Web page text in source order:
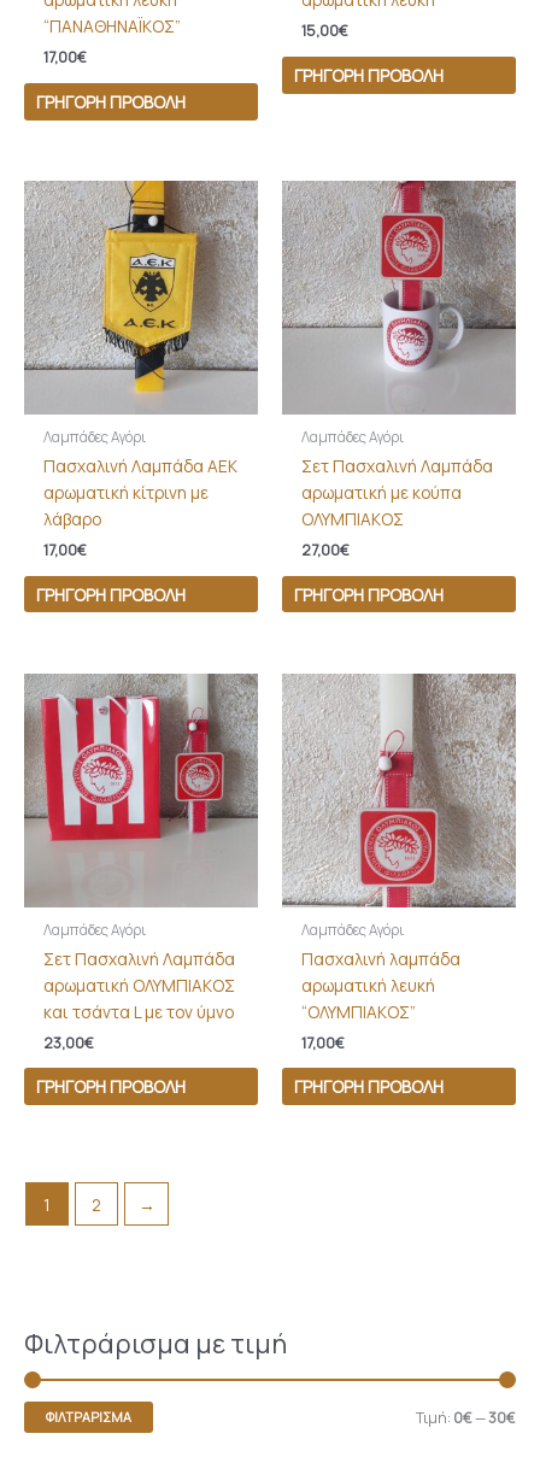
Φιλτράρισμα με τιμή
ΦΙΛΤΡΆΡΙΣΜΑ Τιμή: 0€—30€
“ΠΑΝΑΘΗΝΑΪΚΟΣ”
17,00€
ΓΡΉΓΟΡΗ ΠΡΟΒΟΛΉ
15,00€
ΓΡΉΓΟΡΗ ΠΡΟΒΟΛΉ
Λαμπάδες Αγόρι
Πασχαλινή Λαμπάδα ΑΕΚ
αρωματική κίτρινη με
λάβαρο
17,00€
ΓΡΉΓΟΡΗ ΠΡΟΒΟΛΉ
Λαμπάδες Αγόρι
Σετ Πασχαλινή Λαμπάδα
αρωματική με κούπα
ΟΛΥΜΠΙΑΚΟΣ
27,00€
ΓΡΉΓΟΡΗ ΠΡΟΒΟΛΉ
Λαμπάδες Αγόρι
Σετ Πασχαλινή Λαμπάδα
αρωματική ΟΛΥΜΠΙΑΚΟΣ
και τσάντα L με τον ύμνο
23,00€
ΓΡΉΓΟΡΗ ΠΡΟΒΟΛΉ
Λαμπάδες Αγόρι
Πασχαλινή λαμπάδα
αρωματική λευκή
“ΟΛΥΜΠΙΑΚΟΣ”
17,00€
ΓΡΉΓΟΡΗ ΠΡΟΒΟΛΉ
1 2 →